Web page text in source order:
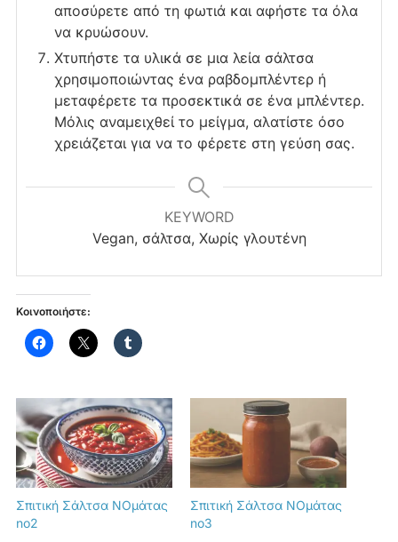
αποσύρετε από τη φωτιά και αφήστε τα όλα
να κρυώσουν.
Χτυπήστε τα υλικά σε μια λεία σάλτσα
χρησιμοποιώντας ένα ραβδομπλέντερ ή
μεταφέρετε τα προσεκτικά σε ένα μπλέντερ.
Μόλις αναμειχθεί το μείγμα, αλατίστε όσο
χρειάζεται για να το φέρετε στη γεύση σας.
KEYWORD
Vegan, σάλτσα, Χωρίς γλουτένη
Κοινοποιήστε:
Σπιτική Σάλτσα NOμάτας
no2
Σπιτική Σάλτσα NOμάτας
no3